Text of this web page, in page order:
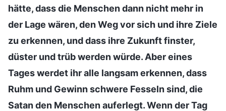
hätte, dass die Menschen dann nicht mehr in
der Lage wären, den Weg vor sich und ihre Ziele
zu erkennen, und dass ihre Zukunft finster,
düster und trüb werden würde. Aber eines
Tages werdet ihr alle langsam erkennen, dass
Ruhm und Gewinn schwere Fesseln sind, die
Satan den Menschen auferlegt. Wenn der Tag